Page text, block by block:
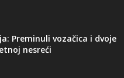
Preminuli vozačica i dvoje
nesreći